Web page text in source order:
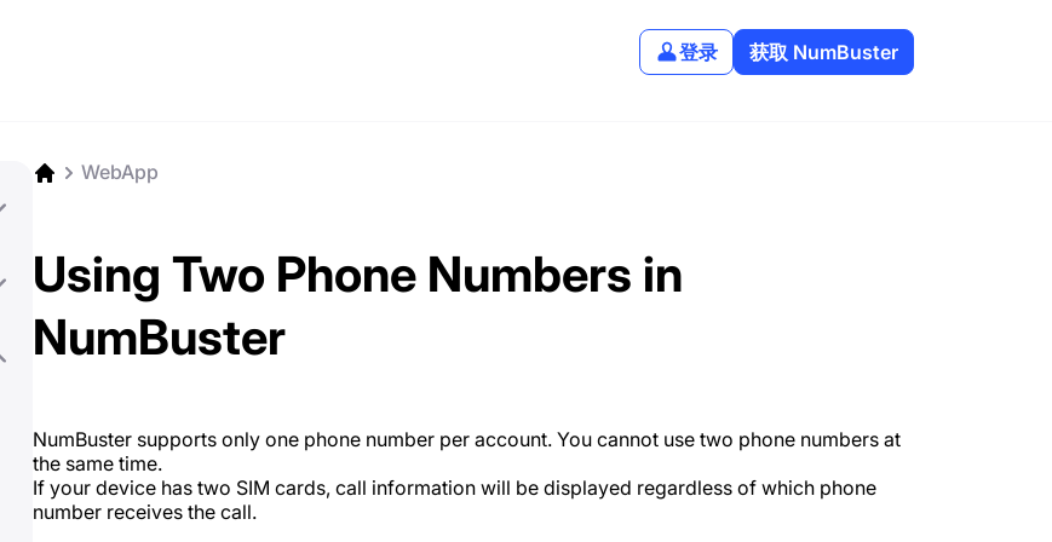
登录 获取 NumBuster
WebApp
Using Two Phone Numbers in
NumBuster
NumBuster supports only one phone number per account. You cannot use two phone numbers at
the same time.
If your device has two SIM cards, call information will be displayed regardless of which phone
number receives the call.